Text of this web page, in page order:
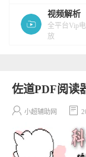
视频解析
全平台Vip
放
佐道PDF阅读
小超辅助网